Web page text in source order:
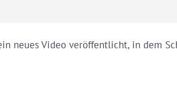
neues Video veröffentlicht, in dem